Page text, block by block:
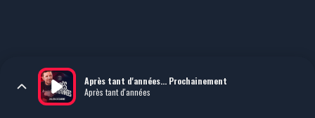
Après tant d'années... Prochainement
Après tant d'années